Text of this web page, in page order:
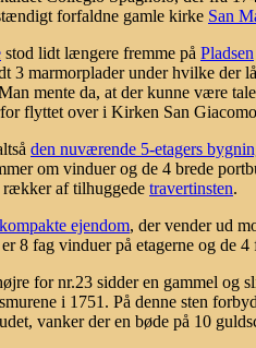
forfaldne gamle kirke San
stod lidt længere fremme på Pladsen
3 marmorplader under hvilke der
mente da, at der kunne være
flyttet over i Kirken San
den nuværende 5-etagers
om vinduer og de 4 brede
rækker af tilhuggede travertinsten.
ejendom, der vender ud
8 fag vinduer på etagerne og de
for nr.23 sidder en gammel og
i 1751. På denne sten
vanker der en bøde på 10